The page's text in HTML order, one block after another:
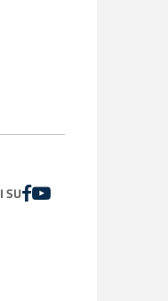
della
SUFACEBOOK
YOUTUBE